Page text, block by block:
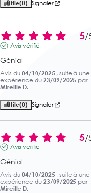
Utile(0) Signaler
5/
Avis vérifié
Génial
Avis du 04/10/2025 , suite à une
expérience du 23/09/2025 par
Mireille D.
Utile(0) Signaler
5/
Avis vérifié
Génial
Avis du 04/10/2025 , suite à une
expérience du 23/09/2025 par
Mireille D.